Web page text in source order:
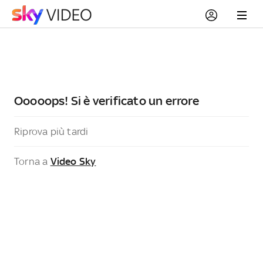
Ooooops! Si è verificato un errore
Riprova più tardi
Torna a Video Sky